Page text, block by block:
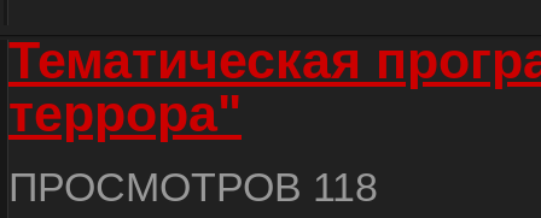
Тематическая
террора"
ПРОСМОТРОВ 118